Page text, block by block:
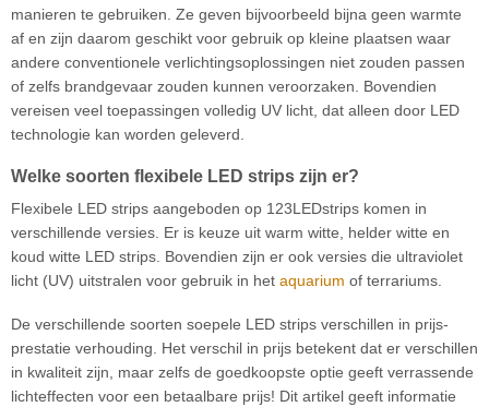
manieren te gebruiken. Ze geven bijvoorbeeld bijna geen warmte
af en zijn daarom geschikt voor gebruik op kleine plaatsen waar
andere conventionele verlichtingsoplossingen niet zouden passen
of zelfs brandgevaar zouden kunnen veroorzaken. Bovendien
vereisen veel toepassingen volledig UV licht, dat alleen door LED
technologie kan worden geleverd.
Welke soorten flexibele LED strips zijn er?
Flexibele LED strips aangeboden op 123LEDstrips komen in
verschillende versies. Er is keuze uit warm witte, helder witte en
koud witte LED strips. Bovendien zijn er ook versies die ultraviolet
licht (UV) uitstralen voor gebruik in het aquarium of terrariums.
De verschillende soorten soepele LED strips verschillen in prijs-
prestatie verhouding. Het verschil in prijs betekent dat er verschillen
in kwaliteit zijn, maar zelfs de goedkoopste optie geeft verrassende
lichteffecten voor een betaalbare prijs! Dit artikel geeft informatie